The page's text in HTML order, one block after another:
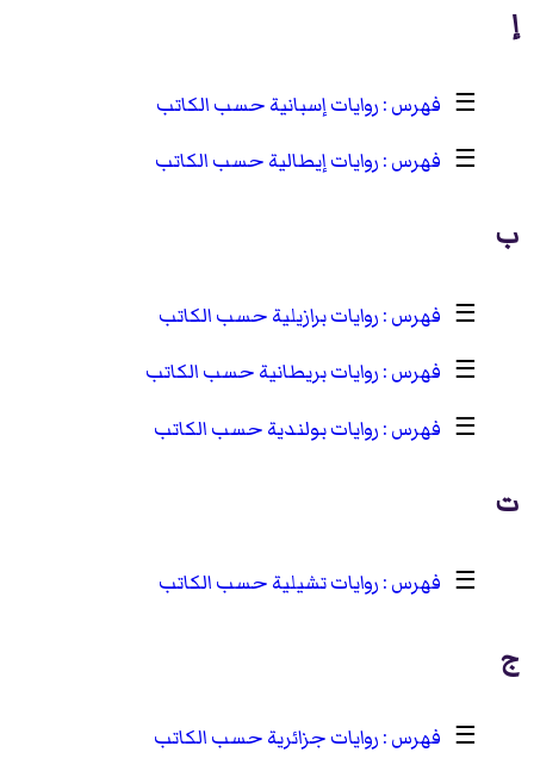
إ
☰
روايات إسبانية حسب الكاتب
☰
روايات إيطالية حسب الكاتب
ب
☰
روايات برازيلية حسب الكاتب
☰
روايات بريطانية حسب الكاتب
☰
روايات بولندية حسب الكاتب
ت
☰ روايات تشيلية حسب الكاتب
ج
☰
روايات جزائرية حسب الكاتب